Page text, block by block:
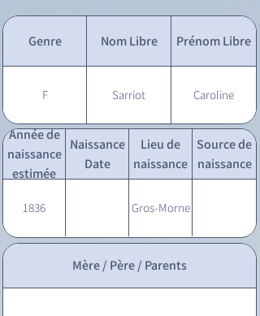
Genre Nom Libre Prénom Libre
F Sarriot Caroline
Année de
naissance
estimée
Naissance
Date
Lieu de
naissance
Source de
naissance
1836 Gros-Morne
Mère / Père / Parents